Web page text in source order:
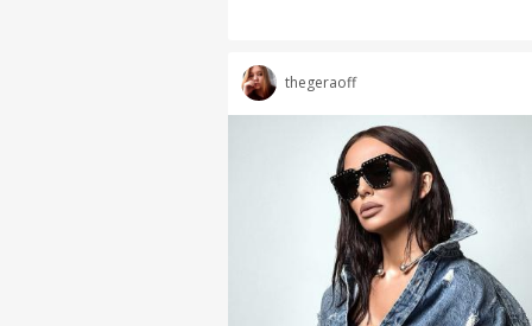
thegeraoff